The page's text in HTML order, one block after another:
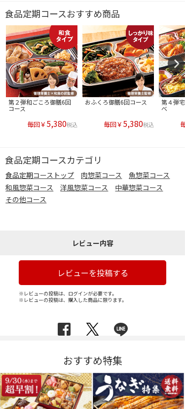
食品定期コースおすすめ商品
第２弾和ごころ御膳6回
コース
毎回￥ 5,380税込
おふくろ御膳6回コース
毎回￥ 5,380税込
第４弾
べ
食品定期コースカテゴリ
食品定期コーストップ 肉惣菜コース
魚惣菜コース
和風惣菜コース
洋風惣菜コース
中華惣菜コース
その他コース
レビュー内容
レビューを投稿する
※レビューの投稿は、ログインが必要です。
※レビューの投稿は、購入した商品に限ります。
おすすめ特集